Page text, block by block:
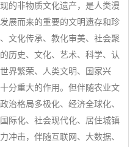
非物质文化遗产，是人类漫
展而来的重要的文明遗存和珍
文化传承、教化审美、社会聚
历史、文化、艺术、科学、认
界繁荣、人类文明、国家兴
分重大的作用。但伴随农业文
治格局多极化、经济全球化、
际化、社会现代化、居住城镇
冲击，伴随互联网、大数据、